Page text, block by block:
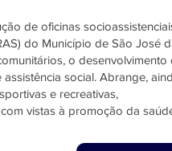
de oficinas
do Município de São José
o desenvolvimento
social. Abrange,
e recreativas,
vistas à promoção da